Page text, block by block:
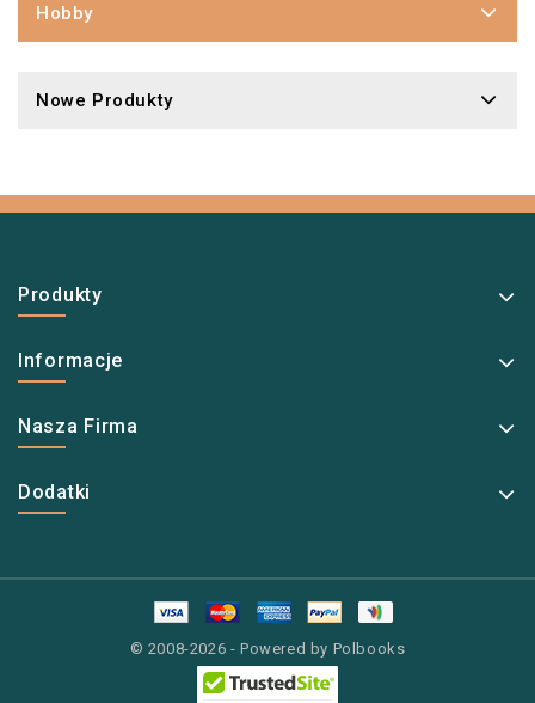
Hobby
Nowe Produkty
Produkty
Informacje
Nasza Firma
Dodatki
© 2008-2026 - Powered by Polbooks